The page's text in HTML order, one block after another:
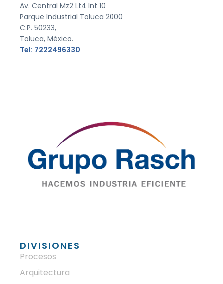
Av. Central Mz2 Lt4 Int 10
Parque Industrial Toluca 2000
C.P. 50233,
Toluca, México.
Tel: 7222496330
DIVISIONES
Procesos
Arquitectura